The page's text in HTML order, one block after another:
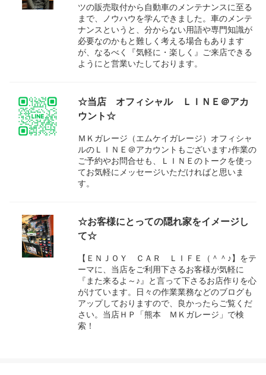
ツの販売取付から自動車のメンテナンスに至る
まで、ノウハウを学んできました。車のメンテ
ナンスというと、分からない用語や専門知識が
必要なのかもと難しく考える場合もあります
が、なるべく『気軽に・楽しく』ご来店できる
ようにと営業いたしております。
☆当店 オフィシャル ＬＩＮＥ＠アカ
ウント☆
ＭＫガレージ（エムケイガレージ）オフィシャ
ルのＬＩＮＥ＠アカウントもございます♪作業の
ご予約やお問合せも、ＬＩＮＥのトークを使っ
てお気軽にメッセージいただければと思いま
す。
☆お客様にとっての隠れ家をイメージし
て☆
【ＥＮＪＯＹ ＣＡＲ ＬＩＦＥ（＾＾♪】をテ
ーマに、当店をご利用下さるお客様が気軽に
『また来るよ～♪』と言って下さるお店作りを心
がけています。日々の作業業務などのブログも
アップしておりますので、良かったらご覧くだ
さい。当店ＨＰ「熊本 ＭＫガレージ」で検
索！